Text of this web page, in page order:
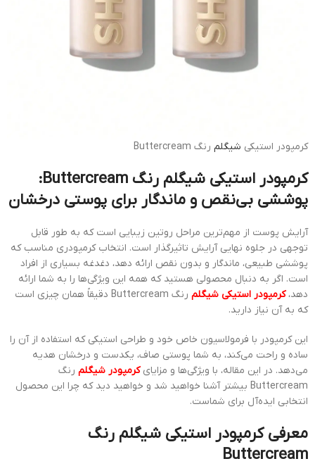
کرمپودر استیکی شیگلم رنگ Buttercream
کرمپودر استیکی شیگلم رنگ Buttercream:
پوششی بی‌نقص و ماندگار برای پوستی درخشان
آرایش پوست از مهم‌ترین مراحل روتین زیبایی است که به طور قابل
توجهی در جلوه نهایی آرایش تاثیرگذار است. انتخاب کرمپودری مناسب که
پوششی طبیعی، ماندگار و بدون نقص ارائه دهد، دغدغه بسیاری از افراد
است. اگر به دنبال محصولی هستید که همه این ویژگی‌ها را به شما ارائه
دهد،کرمپودر استیکی شیگلم
رنگ Buttercream دقیقاً همان چیزی است
که به آن نیاز دارید.
این کرمپودر با فرمولاسیون خاص خود و طراحی استیکی که استفاده از آن را
ساده و راحت می‌کند، به شما پوستی صاف، یکدست و درخشان هدیه
می‌دهد. در این مقاله، با ویژگی‌ها و مزایایکرمپودر شیگلم رنگ
Buttercream بیشتر آشنا خواهید شد و خواهید دید که چرا این محصول
انتخابی ایده‌آل برای شماست.
معرفی کرمپودر استیکی شیگلم رنگ
Buttercream